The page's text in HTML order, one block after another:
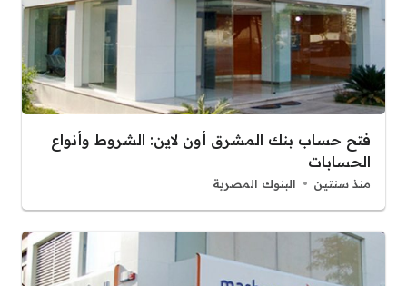
فتح حساب بنك المشرق أون لاين: الشروط وأنواع
الحسابات
منذ سنتين البنوك المصرية